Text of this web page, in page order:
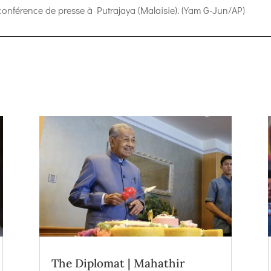
de presse à Putrajaya (Malaisie).(Yam G-Jun/AP)
The Diplomat | Mahathir